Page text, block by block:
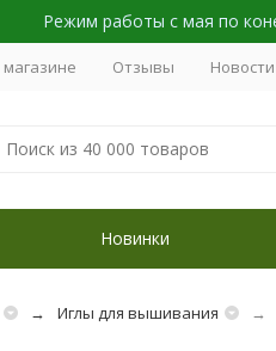
Режим работы с мая по
Отзывы Новости
Новинки
Иглы для вышивания